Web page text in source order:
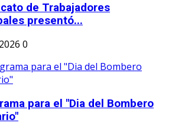
de Trabajadores
presentó...
0
para el "Dia del Bombero